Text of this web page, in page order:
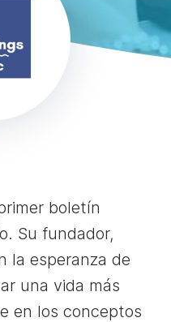
boletín
Su fundador,
la esperanza de
una vida más
en los conceptos